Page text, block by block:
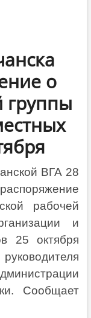
о
группы
ВГА 28
рабочей
и
25 октября
Сообщает